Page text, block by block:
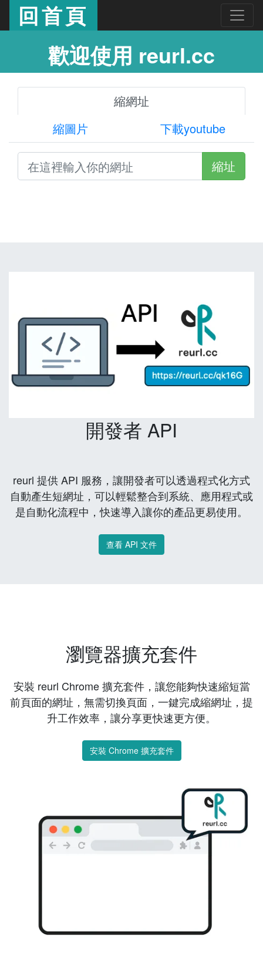
回首頁
歡迎使用 reurl.cc
縮網址
縮圖片
下載youtube
縮址
開發者 API
reurl 提供 API 服務，讓開發者可以透過程式化方式
自動產生短網址，可以輕鬆整合到系統、應用程式或
是自動化流程中，快速導入讓你的產品更易使用。
查看 API 文件
瀏覽器擴充套件
安裝 reurl Chrome 擴充套件，讓您能夠快速縮短當
前頁面的網址，無需切換頁面，一鍵完成縮網址，提
升工作效率，讓分享更快速更方便。
安裝 Chrome 擴充套件